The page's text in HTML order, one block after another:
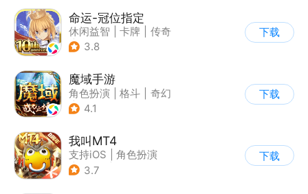
命运-冠位指定
休闲益智 卡牌
传奇
| 美少女
3.8
下载
魔域手游
角色扮演 格斗
奇幻
| 魔域
4.1
下载
我叫MT4
支持iOS
角色扮演
| ARPG
3.7
下载